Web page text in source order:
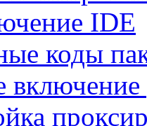
IDE
коды